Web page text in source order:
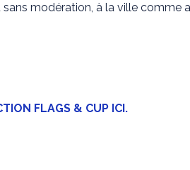
modération, à la ville comme
FLAGS & CUP ICI.